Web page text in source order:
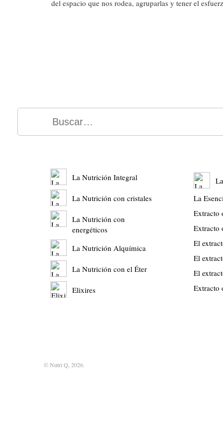
del espacio que nos rodea, agruparlas y tener el
La Nutrición Integral
La Nutrición con cristales
La Nutrición con
energéticos
La Nutrición Alquímica
La Nutrición con el Éter
Elixires
La
Extracto
Extracto
El
El
El
Extracto
© Nutri Q, 2026.